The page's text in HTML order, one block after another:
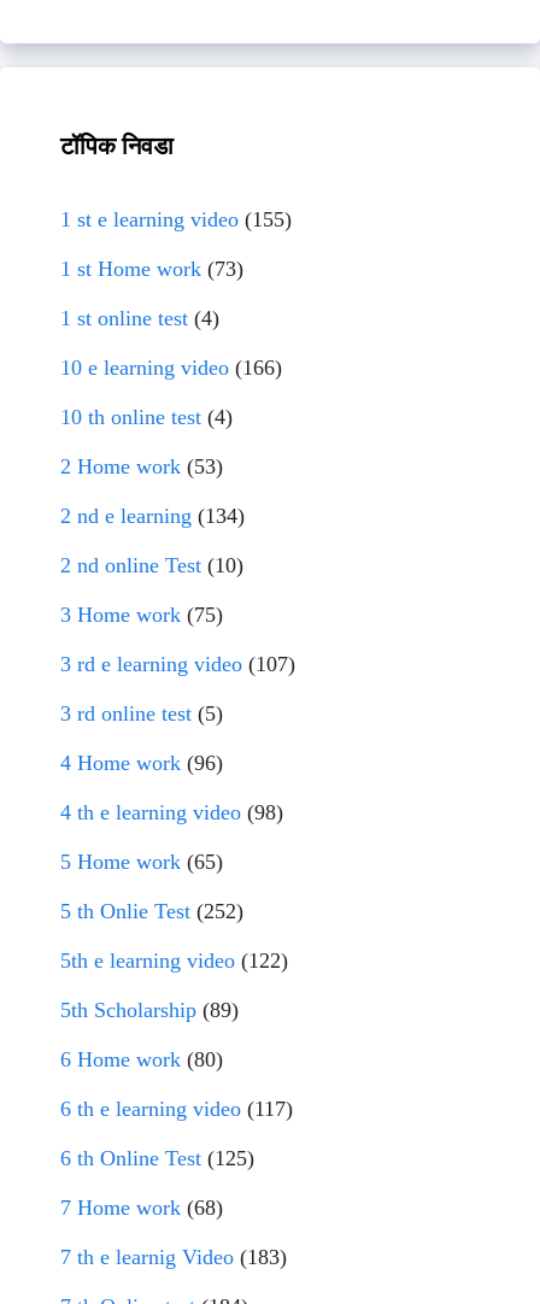
टॉपिक निवडा
1 st e learning video (155)
1 st Home work (73)
1 st online test (4)
10 e learning video (166)
10 th online test (4)
2 Home work (53)
2 nd e learning (134)
2 nd online Test (10)
3 Home work (75)
3 rd e learning video (107)
3 rd online test (5)
4 Home work (96)
4 th e learning video (98)
5 Home work (65)
5 th Onlie Test (252)
5th e learning video (122)
5th Scholarship (89)
6 Home work (80)
6 th e learning video (117)
6 th Online Test (125)
7 Home work (68)
7 th e learnig Video (183)